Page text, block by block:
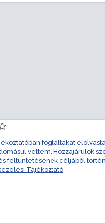
foglaltakat
vettem. Hozzájárulok
feltüntetésének céljából
Tájékoztató